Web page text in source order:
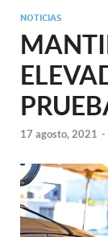
NOTICIAS
17 agosto, 2021 -